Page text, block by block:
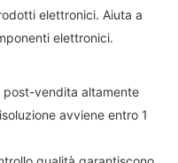
elettronici. Aiuta a
elettronici.
post-vendita altamente
avviene entro 1